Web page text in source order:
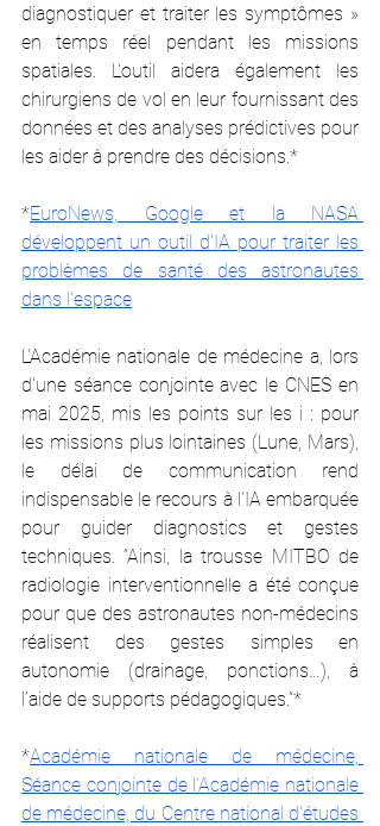
diagnostiquer et traiter les symptômes »
en temps réel pendant les missions
spatiales. L'outil aidera également les
chirurgiens de vol en leur fournissant des
données et des analyses prédictives pour
les aider à prendre des décisions.*
*EuroNews, Google et la NASA
développent un outil d'IA pour traiter les
problèmes de santé des astronautes
dans l'espace
L'Académie nationale de médecine a, lors
d'une séance conjointe avec le CNES en
mai 2025, mis les points sur les i : pour
les missions plus lointaines (Lune, Mars),
le délai de communication rend
indispensable le recours à l'IA embarquée
pour guider diagnostics et gestes
techniques. “Ainsi, la trousse MITBO de
radiologie interventionnelle a été conçue
pour que des astronautes non-médecins
réalisent des gestes simples en
autonomie (drainage, ponctions…), à
l’aide de supports pédagogiques.”*
*Académie nationale de médecine,
Séance conjointe de l’Académie nationale
de médecine, du Centre national d’études